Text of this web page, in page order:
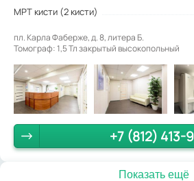
МРТ кисти (2 кисти)
пл. Карла Фаберже, д. 8, литера Б.
Томограф: 1,5 Тл закрытый высокопольный
+7 (812) 413-
Показать ещё